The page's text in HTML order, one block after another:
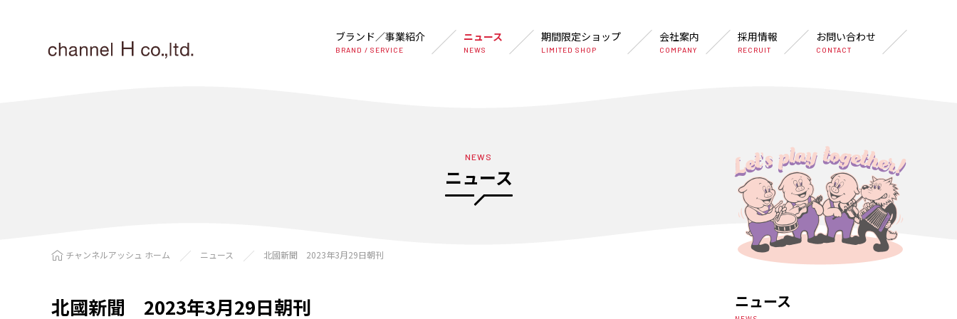
ブランド／事業紹介
BRAND / SERVICE
ニュース
NEWS
期間限定ショップ
LIMITED SHOP
会社案内
COMPANY
採用情報
RECRUIT
お問い合わせ
CONTACT
NEWS
ニュース
チャンネルアッシュ ホーム ニュース 北國新聞 2023年3月29日朝刊
北國新聞 2023年3月29日朝刊 ニュース